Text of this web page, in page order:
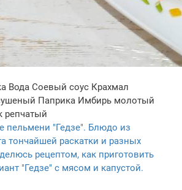
Вода Соевый соус Крахмал
Паприка Имбирь молотый
репчатый
пельмени "Гедзе". Блюдо из
тончайшей раскатки и разных
рецептом, как приготовить
"Гедзе" с мясом и капустой.